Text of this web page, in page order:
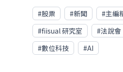
#股票 #新聞 #主編
#fiisual 研究室 #法說會
#數位科技 #AI